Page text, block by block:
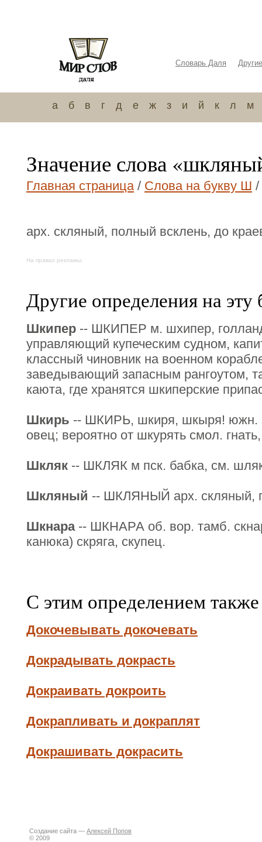
Словарь Даля
а б в г д е ж з и й к л м
Значение слова
Главная страница/ Слова на букву Ш /
арх. скляный, полный всклень, до
На правах рекламы:
Другие определения на эту
Шкипер -- ШКИПЕР м. шхипер,
управляющий купеческим судном,
классный чиновник на военном
заведывающий запасным рангоутом,
каюта, где хранятся шкиперские
Шкирь -- ШКИРЬ, шкиря, шкыря! южн.
овец; вероятно от шкурять смол.
Шкляк -- ШКЛЯК м пск. бабка, см.
Шкляный -- ШКЛЯНЫЙ арх. скляный,
Шкнара-- ШКНАРА об. вор. тамб.
канюка) скряга, скупец.
С этим определением
Докочевывать докочевать
Докрадывать докрасть
Докраивать докроить
Докрапливать и докраплят
Докрашивать докрасить
Создание сайта — Алексей Попов
© 2009